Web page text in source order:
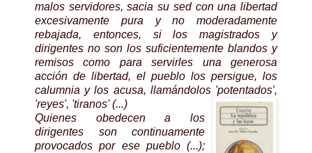
malos servidores, sacia su sed con una libertad
excesivamente pura y no moderadamente
rebajada, entonces, si los magistrados y
dirigentes no son los suficientemente blandos y
remisos como para servirles una generosa
acción de libertad, el pueblo los persigue, los
calumnia y los acusa, llamándolos 'potentados',
'reyes', 'tiranos' (...)
Quienes obedecen a los
dirigentes son continuamente
provocados por ese pueblo (...);